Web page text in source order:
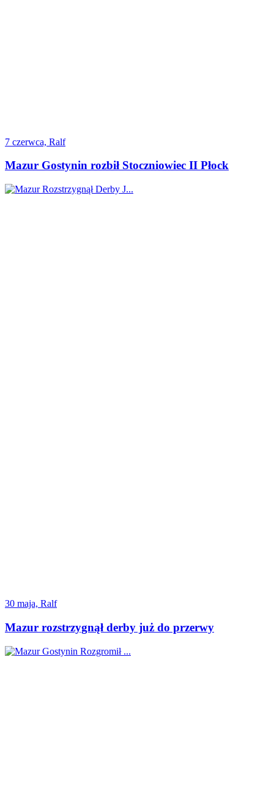
7 czerwca, Ralf
Mazur Gostynin rozbił Stoczniowiec II Płock
30 maja, Ralf
Mazur rozstrzygnął derby już do przerwy